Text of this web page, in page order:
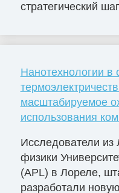
стратегический
Нанотехнологии в
масштабируемое
использования
Исследователи из
физики
(APL) в Лореле,
разработали